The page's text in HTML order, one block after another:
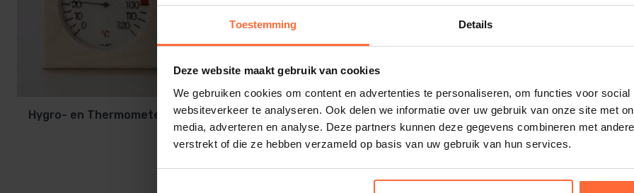
Toestemming Details
Deze website maakt gebruik van cookies
We gebruiken cookies om content en advertenties te personaliseren, om functies voor social
websiteverkeer te analyseren. Ook delen we informatie over uw gebruik van onze site met
media, adverteren en analyse. Deze partners kunnen deze gegevens combineren met
verstrekt of die ze hebben verzameld op basis van uw gebruik van hun services.
Hygro- en Thermometer in houten kader